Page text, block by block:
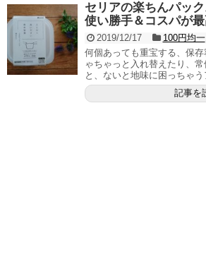
セリアの楽ちんパッ
使い勝手＆コスパが最
2019/12/17 100円均一
何個あっても重宝する、保
ゃちゃっと入れ替えたり、
と、ないと地味に困っちゃう
記事を